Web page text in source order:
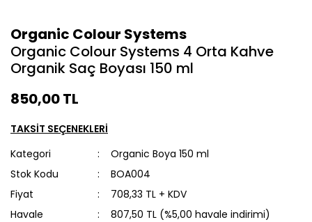
Organic Colour Systems
Organic Colour Systems 4 Orta Kahve
Organik Saç Boyası 150 ml
850,00 TL
TAKSİT SEÇENEKLERİ
Kategori
Organic Boya 150 ml
Stok Kodu
BOA004
Fiyat
708,33 TL + KDV
Havale
807,50 TL (%5,00 havale indirimi)